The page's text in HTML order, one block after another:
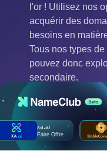
हिन्दी
Italiano
日
本
한
국
Српски
US Dollar USD ($)
Euro EUR (€)
人民币 CNY (¥)
Canadian Dollar
(C$)
Pesos Mexicanos
(MX$)
British Pound GBP
Real Brasileiro BRL
l'or ! Utilisez nos
acquérir des
besoins en
Tous nos types
pouvez donc
secondaire.
xa.ai
Faire Offre